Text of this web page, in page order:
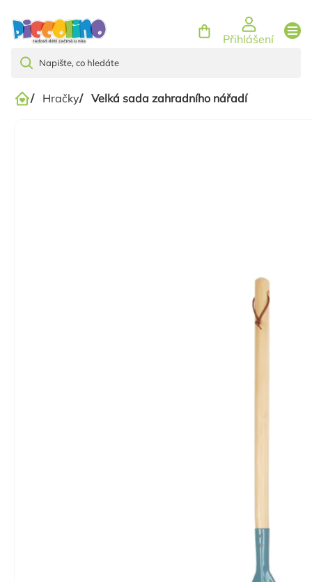
Přihlášení
Domů
/ Hračky/ Velká sada zahradního nářadí